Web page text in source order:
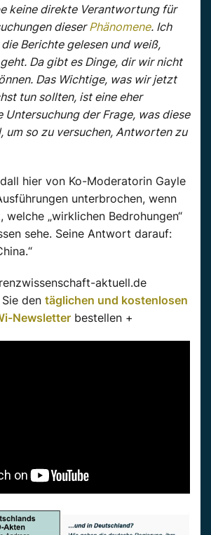
keine direkte Verantwortung für
dieserPhänomene. Ich
Berichte gelesen und weiß,
Da gibt es Dinge, dir wir nicht
Das Wichtige, was wir jetzt
tun sollten, ist eine eher
Untersuchung der Frage, was diese
um so zu versuchen, Antworten zu
hier von Ko-Moderatorin Gayle
unterbrochen, wenn
welche „wirklichen Bedrohungen“
sehe. Seine Antwort darauf:
aktuell.de
den täglichen und kostenlosen
Newsletterbestellen +